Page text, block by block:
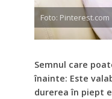
Foto: Pinterest.com
Semnul care
înainte: Este
durerea în piept